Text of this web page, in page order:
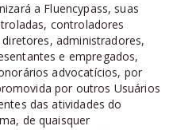
a Fluencypass, suas
controladores
administradores,
e empregados,
advocatícios, por
por outros Usuários
das atividades do
de quaisquer